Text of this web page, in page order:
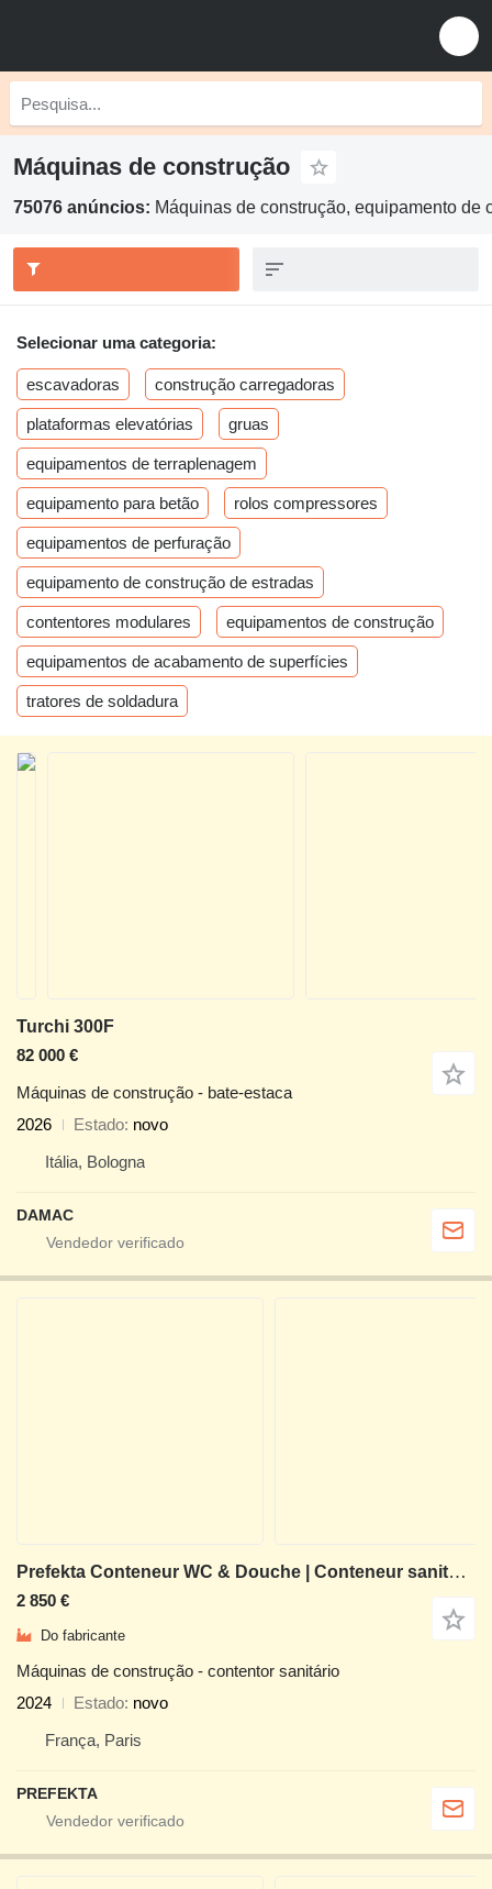
Máquinas de construção
75076 anúncios: Máquinas de construção, equipamento
Selecionar uma categoria:
escavadoras construção carregadoras
plataformas elevatórias gruas
equipamentos de terraplenagem
equipamento para betão rolos compressores
equipamentos de perfuração
equipamento de construção de estradas
contentores modulares equipamentos de construção
equipamentos de acabamento de superfícies
tratores de soldadura
Turchi 300F
82 000 €
Máquinas de construção - bate-estaca
2026
Estado novo
Itália, Bologna
DAMAC
Prefekta Conteneur WC & Douche | Conteneur sanitaire | Conteneur de douch
2 850 €
Do fabricante
Máquinas de construção - contentor sanitário
2024
Estado novo
França, Paris
PREFEKTA